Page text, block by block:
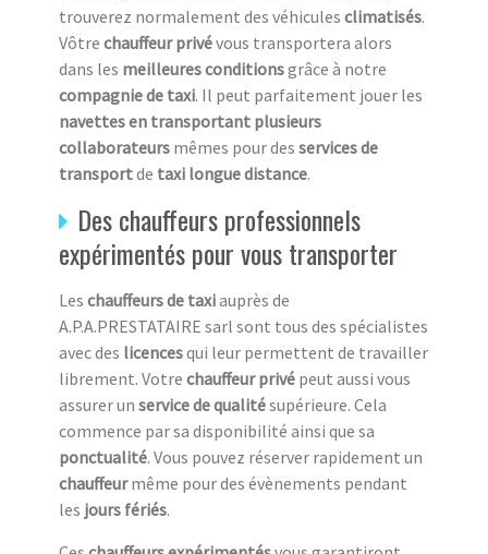
trouverez normalement des véhicules climatisés.
Vôtre chauffeur privévous transportera alors
dans les meilleures conditionsgrâce à notre
compagnie de taxi. Il peut parfaitement jouer les
navettes en transportant plusieurs
collaborateurs mêmes pour des services de
transportde taxi longue distance.
Des chauffeurs professionnels
expérimentés pour vous transporter
Les chauffeurs de taxiauprès de
A.P.A.PRESTATAIRE sarl sont tous des spécialistes
avec des licencesqui leur permettent de travailler
librement. Votre chauffeur privé peut aussi vous
assurer un service de qualitésupérieure. Cela
commence par sa disponibilité ainsi que sa
ponctualité. Vous pouvez réserver rapidement un
chauffeurmême pour des évènements pendant
les jours fériés.